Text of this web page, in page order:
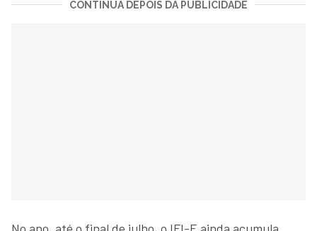
CONTINUA DEPOIS DA PUBLICIDADE